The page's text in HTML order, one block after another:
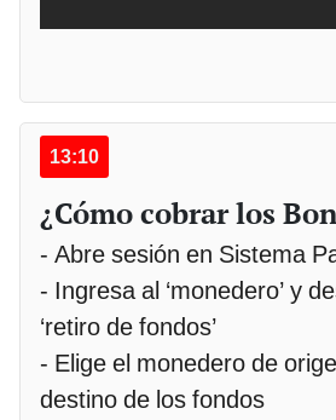
13:10
¿Cómo cobrar los
- Abre sesión en Sistema
- Ingresa al ‘monedero’ y
‘retiro de fondos’
- Elige el monedero de
destino de los fondos